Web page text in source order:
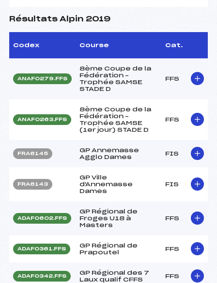
Résultats Alpin 2019
Codex Course Cat.
ANAF0279.FFS
8ème Coupe de la
Fédération –
Trophée SAMSE
STADE D
FFS
ANAF0263.FFS
8ème Coupe de la
Fédération –
Trophée SAMSE
(1er jour) STADE D
FFS
FRA6145
GP Annemasse
Agglo Dames
FIS
FRA6143
GP Ville
d'Annemasse
Dames
FIS
ADAF0602.FFS
GP Régional de
Froges U18 à
Masters
FFS
ADAF0361.FFS
GP Régional de
Prapoutel
FFS
ADAF0342.FFS
GP Régional des 7
Laux qualif CFFS
FFS